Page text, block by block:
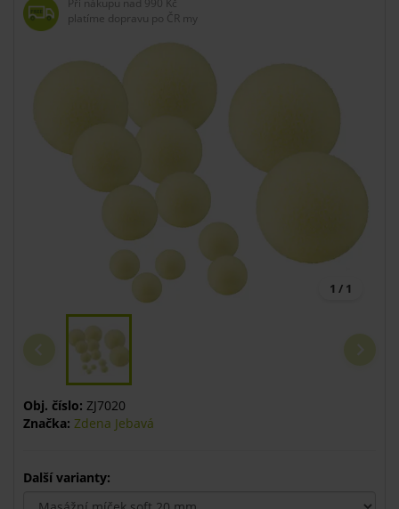
platíme dopravu po ČR my
1 / 1
Obj. číslo: ZJ7020
Značka: Zdena Jebavá
Další varianty: